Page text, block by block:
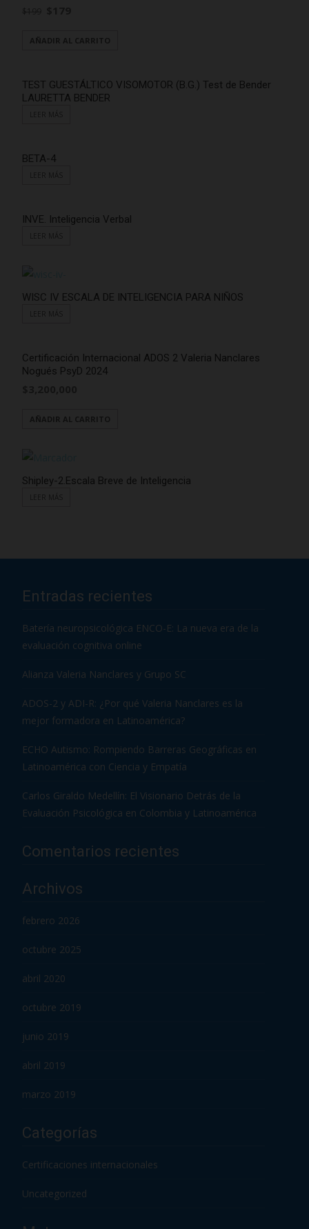
AÑADIR AL CARRITO
TEST GUESTÁLTICO VISOMOTOR (B.G.) Test de Bender
LAURETTA BENDER
BETA-4
INVE. Inteligencia Verbal
WISC IV ESCALA DE INTELIGENCIA PARA NIÑOS
Certificación Internacional ADOS 2 Valeria Nanclares
Nogués PsyD 2024
AÑADIR AL CARRITO
Shipley-2.Escala Breve de Inteligencia
Entradas recientes
Batería neuropsicológica ENCO-E: La nueva era de la
evaluación cognitiva online
Alianza Valeria Nanclares y Grupo SC
ADOS-2 y ADI-R: ¿Por qué Valeria Nanclares es la
mejor formadora en Latinoamérica?
ECHO Autismo: Rompiendo Barreras Geográficas en
Latinoamérica con Ciencia y Empatía
Carlos Giraldo Medellín: El Visionario Detrás de la
Evaluación Psicológica en Colombia y Latinoamérica
Comentarios recientes
Archivos
febrero 2026
octubre 2025
abril 2020
octubre 2019
junio 2019
abril 2019
marzo 2019
Categorías
Certificaciones internacionales
Uncategorized